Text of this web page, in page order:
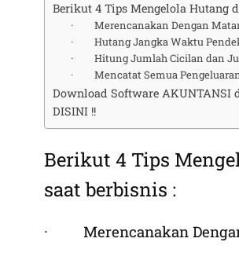
Berikut 4 Tips Mengelola Hutang
· Merencanakan Dengan
· Hutang Jangka Waktu
· Hitung Jumlah Cicilan dan
· Mencatat Semua
Download Software AKUNTANSI
DISINI !!
Berikut 4 Tips
saat berbisnis :
· Merencanakan